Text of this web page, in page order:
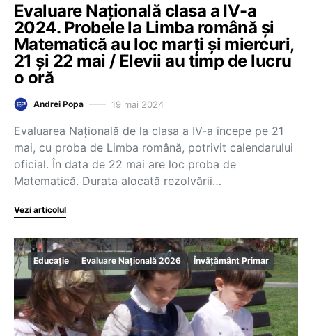
Evaluare Națională clasa a IV-a
2024. Probele la Limba română și
Matematică au loc marți și miercuri,
21 și 22 mai / Elevii au timp de lucru
o oră
Andrei Popa 19 mai 2024
Evaluarea Națională de la clasa a IV-a începe pe 21
mai, cu proba de Limba română, potrivit calendarului
oficial. În data de 22 mai are loc proba de
Matematică. Durata alocată rezolvării…
Vezi articolul
Educație Evaluare Națională 2026 Învățământ Primar